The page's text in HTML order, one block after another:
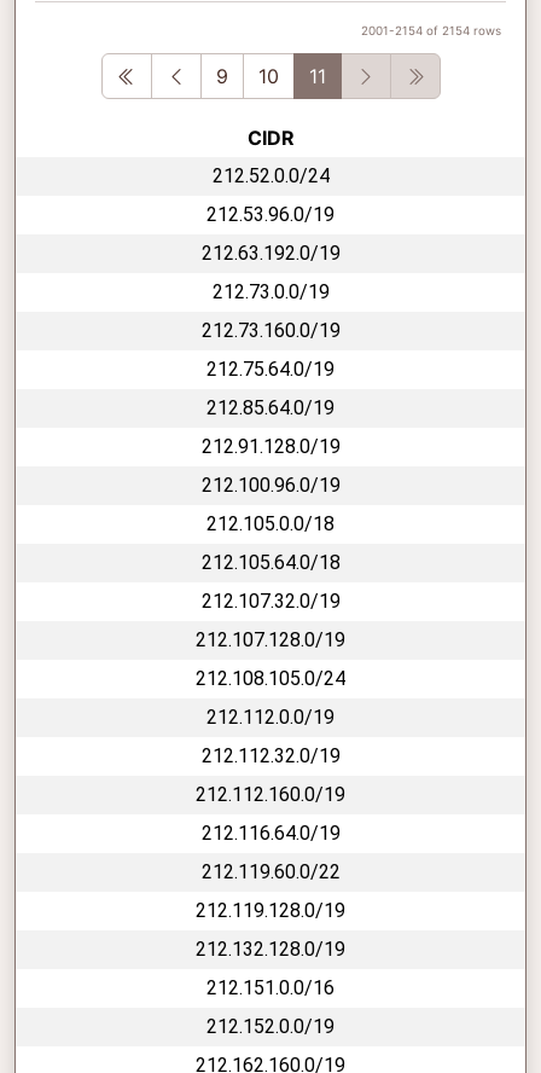
2001-2154 of 2154 rows
First Previous
9 10 11 Next Last
CIDR
212.52.0.0/24
212.53.96.0/19
212.63.192.0/19
212.73.0.0/19
212.73.160.0/19
212.75.64.0/19
212.85.64.0/19
212.91.128.0/19
212.100.96.0/19
212.105.0.0/18
212.105.64.0/18
212.107.32.0/19
212.107.128.0/19
212.108.105.0/24
212.112.0.0/19
212.112.32.0/19
212.112.160.0/19
212.116.64.0/19
212.119.60.0/22
212.119.128.0/19
212.132.128.0/19
212.151.0.0/16
212.152.0.0/19
212.162.160.0/19